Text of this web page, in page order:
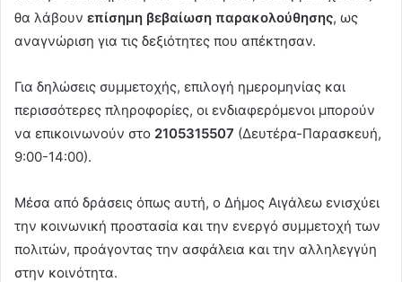
θα λάβουν επίσημη βεβαίωση παρακολούθησης, ως
αναγνώριση για τις δεξιότητες που απέκτησαν.
Για δηλώσεις συμμετοχής, επιλογή ημερομηνίας και
περισσότερες πληροφορίες, οι ενδιαφερόμενοι μπορούν
να επικοινωνούν στο 2105315507 (Δευτέρα-Παρασκευή,
9:00-14:00).
Μέσα από δράσεις όπως αυτή, ο Δήμος Αιγάλεω ενισχύει
την κοινωνική προστασία και την ενεργό συμμετοχή των
πολιτών, προάγοντας την ασφάλεια και την αλληλεγγύη
στην κοινότητα.